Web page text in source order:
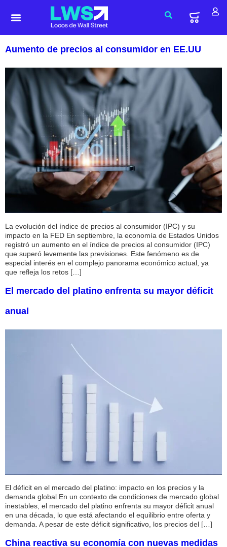
Aumento de precios al consumidor en EE.UU
La evolución del índice de precios al consumidor (IPC) y su
impacto en la FED En septiembre, la economía de Estados Unidos
registró un aumento en el índice de precios al consumidor (IPC)
que superó levemente las previsiones. Este fenómeno es de
especial interés en el complejo panorama económico actual, ya
que refleja los retos […]
El mercado del platino enfrenta su mayor déficit
anual
El déficit en el mercado del platino: impacto en los precios y la
demanda global En un contexto de condiciones de mercado global
inestables, el mercado del platino enfrenta su mayor déficit anual
en una década, lo que está afectando el equilibrio entre oferta y
demanda. A pesar de este déficit significativo, los precios del […]
China reactiva su economía con nuevas medidas